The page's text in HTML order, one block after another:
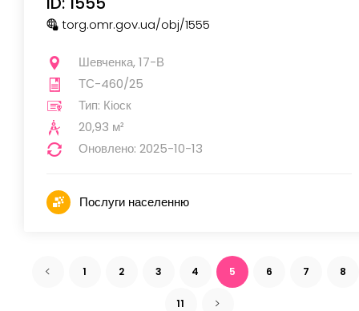
torg.omr.gov.ua/obj/1555
Шевченка, 17-В
ТС-460/25
Тип: Кіоск
20,93 м²
Оновлено: 2025-10-13
Послуги населенню
1 2 3 4 5 6 7 8
11